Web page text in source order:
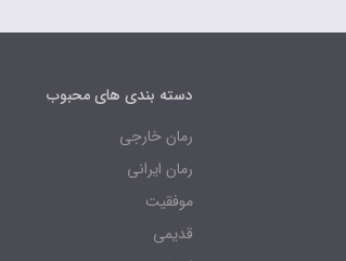
دسته بندی های محبوب
رمان خارجی
رمان ایرانی
موفقیت
قدیمی